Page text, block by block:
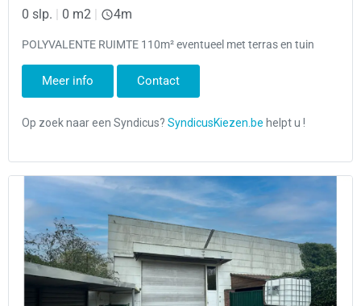
0 slp. 0 m2 4m
POLYVALENTE RUIMTE 110m² eventueel met terras en tuin
Meer info Contact